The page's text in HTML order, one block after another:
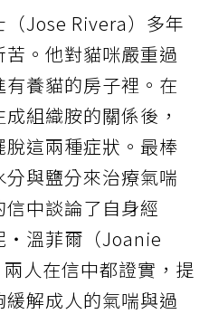
Jose Rivera）多年
。他對貓咪嚴重過
養貓的房子裡。在
組織胺的關係後，
這兩種症狀。最棒
與鹽分來治療氣喘
中談論了自身經
‧溫菲爾（Joanie
人在信中都證實，提
解成人的氣喘與過